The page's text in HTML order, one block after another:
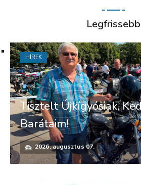
Legfrissebb
Tisztelt Újkígyósiak,
Barátaim!
2026. augusztus 07.
HÍREK